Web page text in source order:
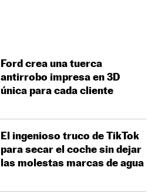
Ford crea una tuerca
antirrobo impresa en 3D
única para cada cliente
El ingenioso truco de TikTok
para secar el coche sin dejar
las molestas marcas de agua